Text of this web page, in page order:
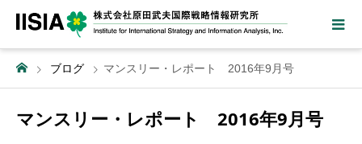
ブログ マンスリー・レポート 2016年9月号
マンスリー・レポート 2016年9月号